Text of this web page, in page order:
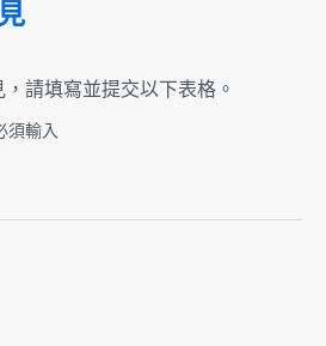
請填寫並提交以下表格。
須輸入